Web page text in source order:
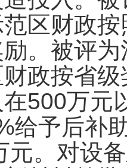
区财政
。被评为
政按省
500万元
给予后补
元。对设